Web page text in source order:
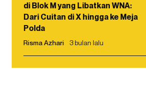
di Blok M yang Libatkan WNA:
Dari Cuitan di X hingga ke Meja
Polda
Risma Azhari 3 bulan lalu